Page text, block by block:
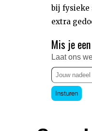
bij fysieke
extra
Mis je
Laat ons
Insturen